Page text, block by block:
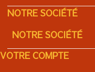
NOTRE SOCIÉTÉ
NOTRE SOCIÉTÉ
VOTRE COMPTE